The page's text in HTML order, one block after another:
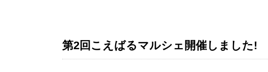
第2回こえばるマルシェ開催しました!